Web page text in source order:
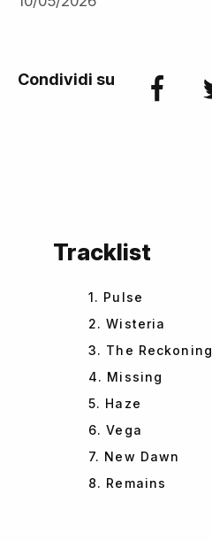
Condividi su
Tracklist
1. Pulse
2. Wisteria
3. The Reckoning
4. Missing
5. Haze
6. Vega
7. New Dawn
8. Remains